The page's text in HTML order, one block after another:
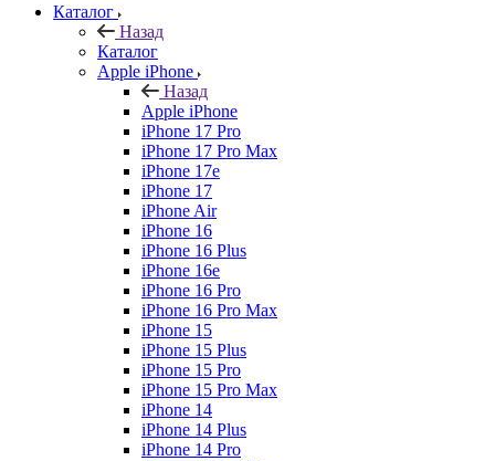
Каталог
Назад
Каталог
Apple iPhone
Назад
Apple iPhone
iPhone 17 Pro
iPhone 17 Pro Max
iPhone 17e
iPhone 17
iPhone Air
iPhone 16
iPhone 16 Plus
iPhone 16e
iPhone 16 Pro
iPhone 16 Pro Max
iPhone 15
iPhone 15 Plus
iPhone 15 Pro
iPhone 15 Pro Max
iPhone 14
iPhone 14 Plus
iPhone 14 Pro